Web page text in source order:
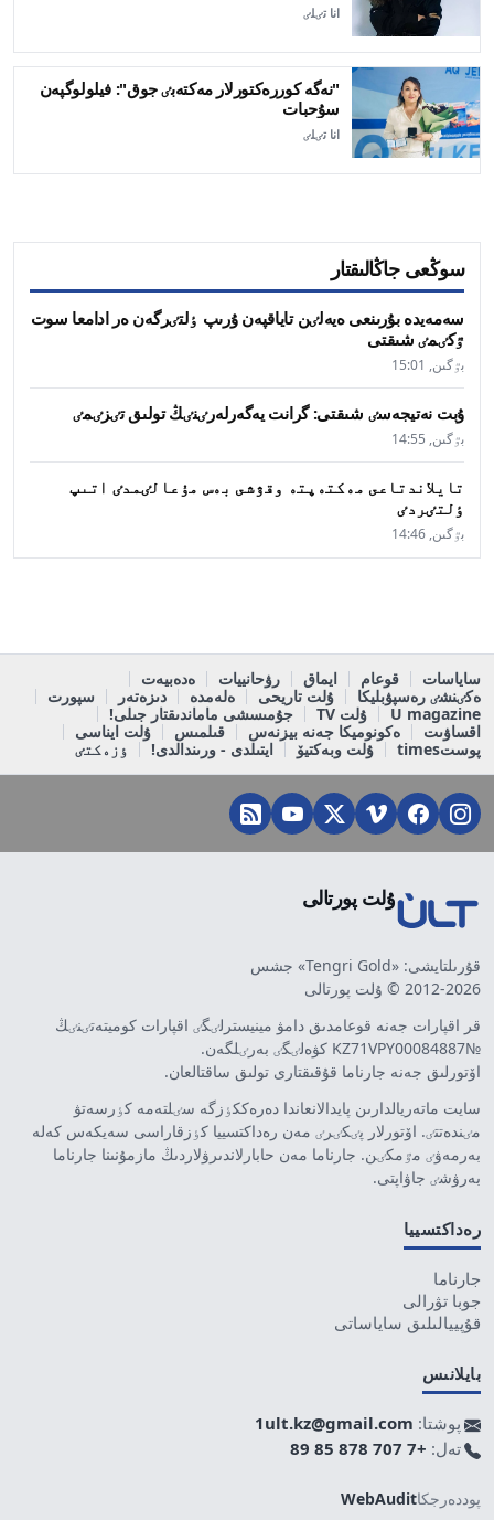
انا تٸلٸ
"نەگە كوررەكتورلار مەكتەبٸ جوق": فيلولوگپەن
سۇحبات
انا تٸلٸ
سوڭعى جاڭالىقتار
سەمەيدە بۇرىنعى ەيەلٸن تاياقپەن ۇرىپ ٶلتٸرگەن ەر ادامعا سوت
ٷكٸمٸ شىقتى
بٷگىن, 15:01
ۇبت نەتيجەسٸ شىقتى: گرانت يەگەرلەرٸنٸڭ تولىق تٸزٸمٸ
بٷگىن, 14:55
تايلاندتاعى مەكتەپتە وقۋشى بەس مۇعالٸمدٸ اتىپ
ٶلتٸردٸ
بٷگىن, 14:46
ساياسات قوعام ايماق رۋحانييات
ەدەبيەت
ەكٸنشٸ رەسپۋبليكا
ۇلت تاريحى ەلەمدە دىزەتەر
سپورت
U magazine
ۇلت TV
جۇمىسشى ماماندىقتار جىلى!
اقساۋىت
ەكونوميكا جەنە بيزنەس قىلمىس
ۇلت ايناسى
پوستtimes
ۇلت وبەكتيۆ ايتىلدى - ورىندالدى! ٶزەكتٸ
ۇلت پورتالى
قۇرىلتايشى: «Tengri Gold» جشس
2012-2026 © ۇلت پورتالى
قر اقپارات جەنە قوعامدىق دامۋ مينيسترلٸگٸ اقپارات كوميتەتٸنٸڭ
№KZ71VPY00084887 كۋەلٸگٸ بەرٸلگەن.
اۆتورلىق جەنە جارناما قۇقىقتارى تولىق ساقتالعان.
سايت ماتەريالدارىن پايدالانعاندا دەرەككٶزگە سٸلتەمە كٶرسەتۋ
مٸندەتتٸ. اۆتورلار پٸكٸرٸ مەن رەداكتسييا كٶزقاراسى سەيكەس كەلە
بەرمەۋٸ مٷمكٸن. جارناما مەن حابارلاندىرۋلاردىڭ مازمۇنىنا جارناما
بەرۋشٸ جاۋاپتى.
رەداكتسييا
جارناما
جوبا تۋرالى
قۇپييالىلىق ساياساتى
بايلانىس
پوشتا: 1ult.kz@gmail.com
تەل: +7 707 878 85 89
پوددەرجكاWebAudit